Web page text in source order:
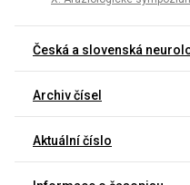
Česká a slovenská
Archiv čísel
Aktuální číslo